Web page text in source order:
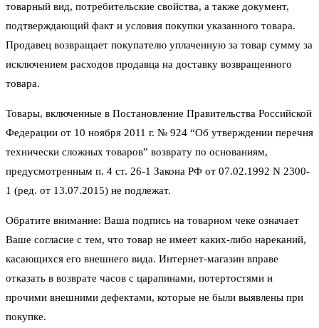
товарный вид, потребительские свойства, а также документ,
подтверждающий факт и условия покупки указанного товара.
Продавец возвращает покупателю уплаченную за товар сумму за
исключением расходов продавца на доставку возвращенного
товара.
Товары, включенные в Постановление Правительства Российской
Федерации от 10 ноября 2011 г. № 924 “Об утверждении перечня
технически сложных товаров” возврату по основаниям,
предусмотренным п. 4 ст. 26-1 Закона РФ от 07.02.1992 N 2300-
1 (ред. от 13.07.2015) не подлежат.
Обратите внимание: Ваша подпись на товарном чеке означает
Ваше согласие с тем, что товар не имеет каких-либо нареканий,
касающихся его внешнего вида. Интернет-магазин вправе
отказать в возврате часов с царапинами, потертостями и
прочими внешними дефектами, которые не были выявлены при
покупке.